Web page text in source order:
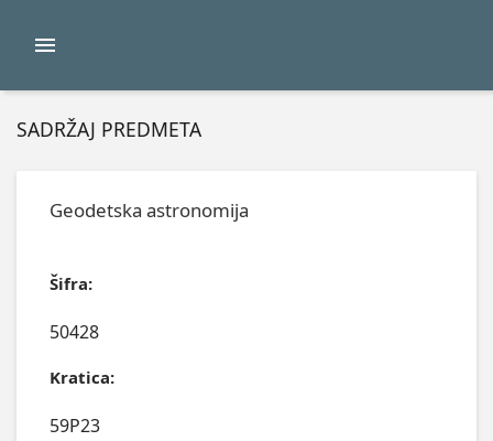
SADRŽAJ PREDMETA
Geodetska astronomija
Šifra:
50428
Kratica:
59P23